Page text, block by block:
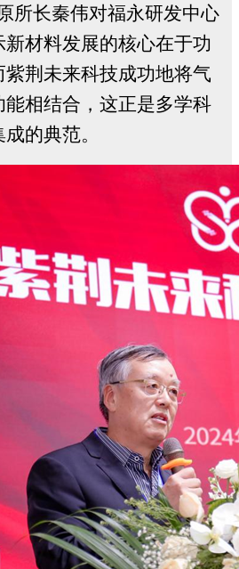
长秦伟对福永研发中心
材料发展的核心在于功
荆未来科技成功地将气
相结合，这正是多学科
的典范。